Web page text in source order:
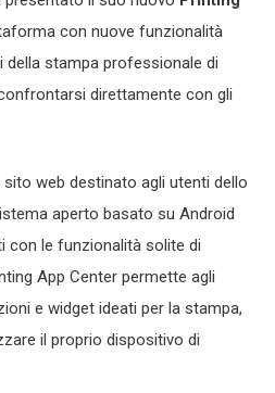
con nuove funzionalità
stampa professionale di
direttamente con gli
sito web destinato agli utenti dello
aperto basato su Android
con le funzionalità solite di
App Center permette agli
e widget ideati per la stampa,
il proprio dispositivo di